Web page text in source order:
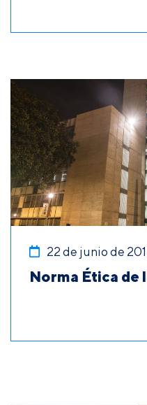
22 de junio de
Norma Ética de